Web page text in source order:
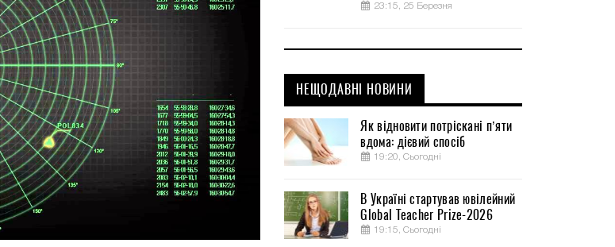
23:15, 25 Березня
НЕЩОДАВНІ НОВИНИ
Як відновити потріскані п’яти
вдома: дієвий спосіб
19:20, Сьогодні
В Україні стартував ювілейний
Global Teacher Prize-2026
19:15, Сьогодні